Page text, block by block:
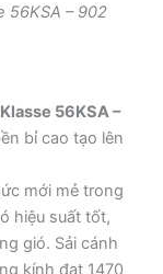
56KSA – 902
56KSA –
bỉ cao tạo lên
mới mẻ trong
hiệu suất tốt,
gió. Sải cánh
kính đạt 1470